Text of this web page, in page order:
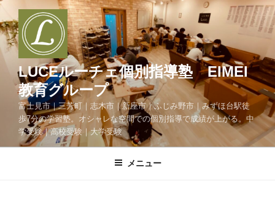
コ
ン
テ
ン
LUCEルーチェ個別指導塾 EIMEI
教育グループ
富士見市｜三芳町｜志木市｜新座市｜ふじみ野市｜みずほ台駅徒
歩7分の学習塾。オシャレな空間での個別指導で成績が上がる。中
学受験｜高校受験｜大学受験
メニュー